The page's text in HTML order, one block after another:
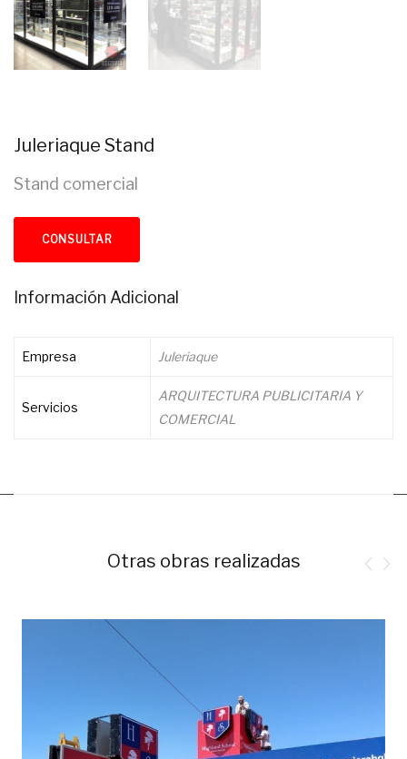
Juleriaque Stand
Stand comercial
CONSULTAR
Información Adicional
Empresa Juleriaque
Servicios
ARQUITECTURA PUBLICITARIA Y
COMERCIAL
Otras obras realizadas